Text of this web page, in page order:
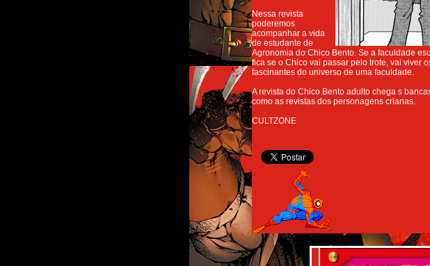
Nessa revista
poderemos
acompanhar a vida
de estudante de
Agronomia do Chico Bento. Se a faculdade
fica se o Chico vai passar pelo trote, vai viver
fascinantes do universo de uma faculdade.
A revista do Chico Bento adulto chega s
como as revistas dos personagens crianas.
CULTZONE